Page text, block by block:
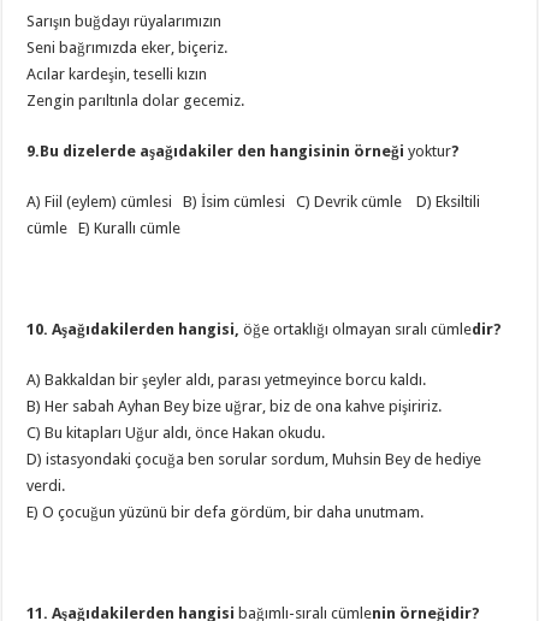
Sarışın buğdayı rüyalarımızın
Seni bağrımızda eker, biçeriz.
Acılar kardeşin, teselli kızın
Zengin parıltınla dolar gecemiz.
9.Bu dizelerde aşağıdakiler den hangisinin örneğiyoktur?
A) Fiil (eylem) cümlesi B) İsim cümlesi C) Devrik cümle D) Eksiltili
cümle E) Kurallı cümle
10. Aşağıdakilerden hangisi,öğe ortaklığı olmayan sıralı cümledir?
A) Bakkaldan bir şeyler aldı, parası yetmeyince borcu kaldı.
B) Her sabah Ayhan Bey bize uğrar, biz de ona kahve pişiririz.
C) Bu kitapları Uğur aldı, önce Hakan okudu.
D) istasyondaki çocuğa ben sorular sordum, Muhsin Bey de hediye
verdi.
E) O çocuğun yüzünü bir defa gördüm, bir daha unutmam.
11. Aşağıdakilerden hangisi bağımlı-sıralı cümlenin örneğidir?